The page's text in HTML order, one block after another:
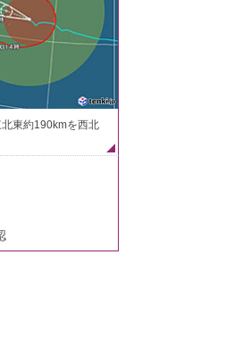
東約190kmを西北